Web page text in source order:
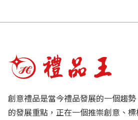
創意禮品是當今禮品發展的一個趨
的發展重點，正在一個推崇創意、標